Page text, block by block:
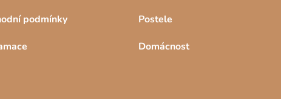
podmínky Postele
Domácnost